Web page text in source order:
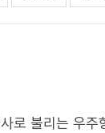
로 불리는 우주